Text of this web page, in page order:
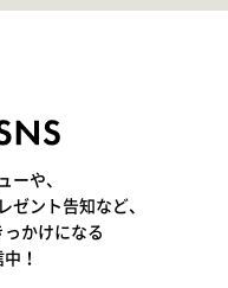
や、
ント告知など、
かけになる
！